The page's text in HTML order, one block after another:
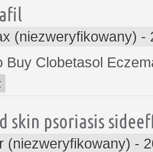
(niezweryfikowany) -
Buy Clobetasol
skin psoriasis
(niezweryfikowany) -